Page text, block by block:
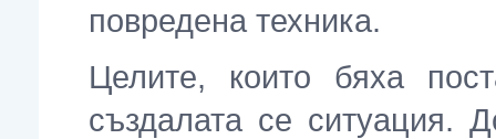
повредена техника.
Целите, които бяха
създалата се ситуация.